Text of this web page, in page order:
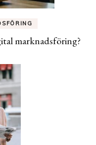
marknadsföring?